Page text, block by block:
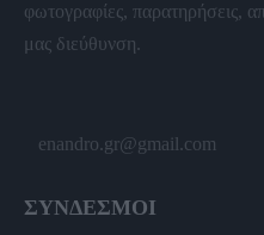
φωτογραφίες, παρατηρήσεις,
μας διεύθυνση.
enandro.gr@gmail.com
ΣΥΝΔΕΣΜΟΙ